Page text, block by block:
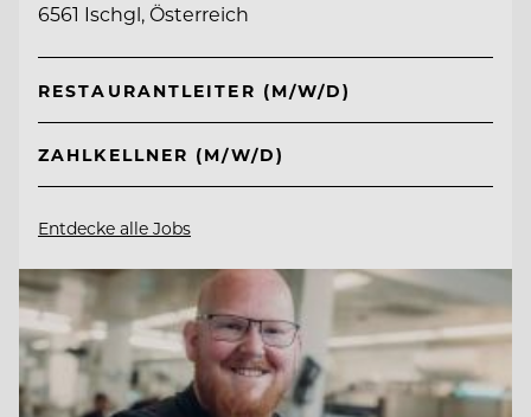
6561 Ischgl, Österreich
RESTAURANTLEITER (M/W/D)
ZAHLKELLNER (M/W/D)
Entdecke alle Jobs